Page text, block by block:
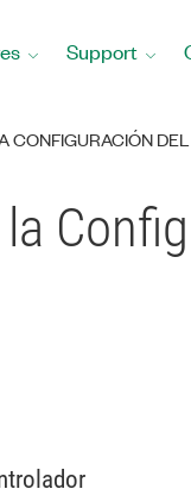
Support
CONFIGURACIÓN